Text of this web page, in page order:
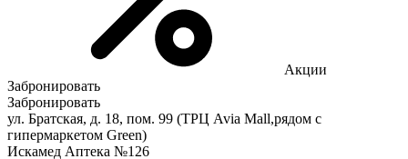
Акции
Забронировать
Забронировать
ул. Братская, д. 18, пом. 99 (ТРЦ Avia Mall,рядом с
гипермаркетом Green)
Искамед Аптека №126